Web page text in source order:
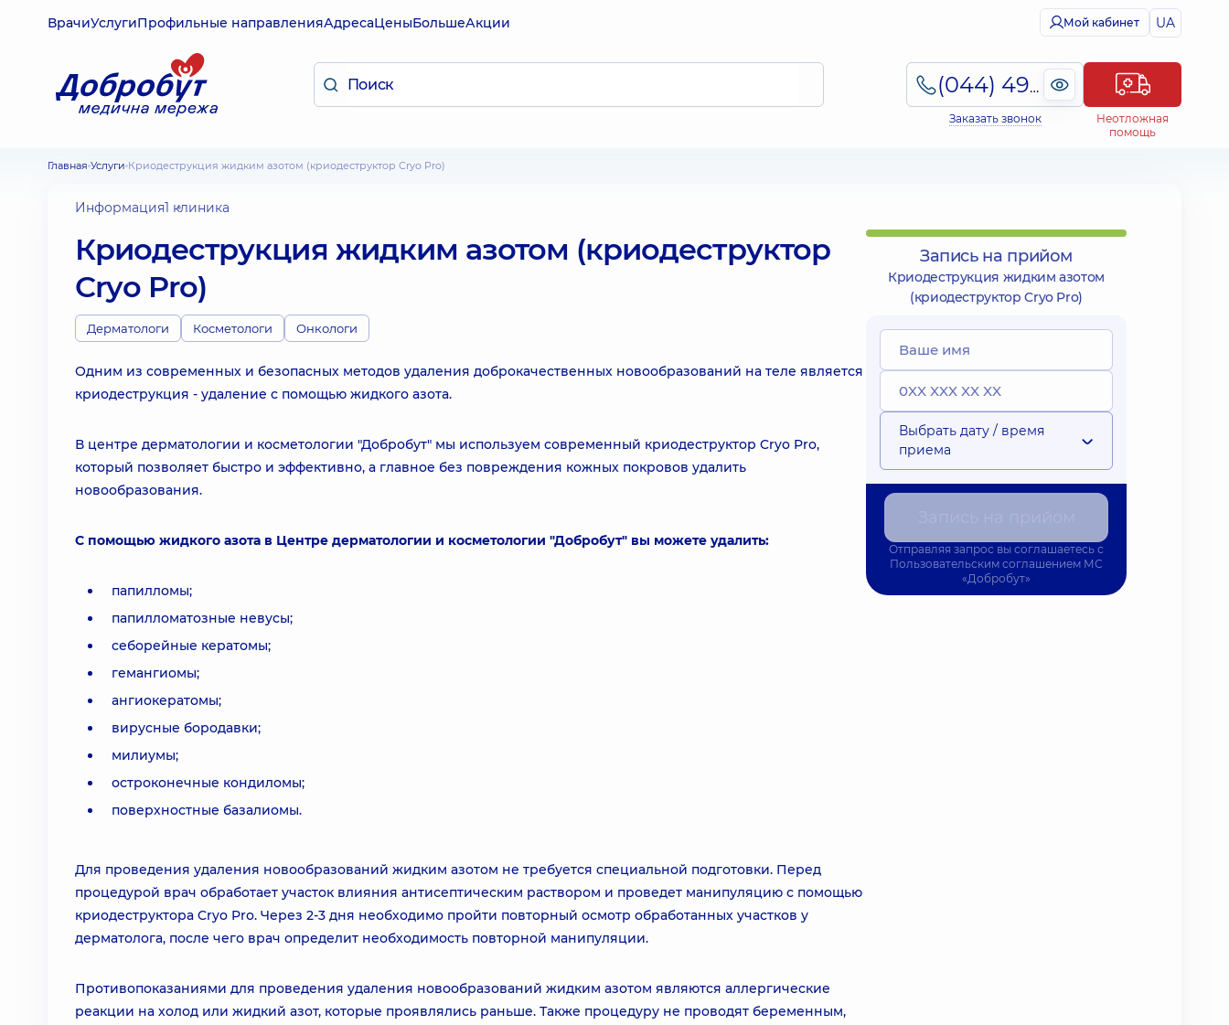
ВрачиУслугиПрофильные направленияАдресаЦеныБольшеАкции Мой кабинет UA
(044) 495-2-888
Заказать звонок
Неотложная
помощь
Главная Услуги Криодеструкция жидким азотом (криодеструктор Cryo Pro)
Информация1 клиника
Криодеструкция жидким азотом (криодеструктор
Cryo Pro)
Дерматологи Косметологи Онкологи
Одним из современных и безопасных методов удаления доброкачественных новообразований на теле является
криодеструкция - удаление с помощью жидкого азота.
В центре дерматологии и косметологии "Добробут" мы используем современный криодеструктор Cryo Pro,
который позволяет быстро и эффективно, а главное без повреждения кожных покровов удалить
новообразования.
С помощью жидкого азота в Центре дерматологии и косметологии "Добробут" вы можете удалить:
папилломы;
папилломатозные невусы;
себорейные кератомы;
гемангиомы;
ангиокератомы;
вирусные бородавки;
милиумы;
остроконечные кондиломы;
поверхностные базалиомы.
Для проведения удаления новообразований жидким азотом не требуется специальной подготовки. Перед
процедурой врач обработает участок влияния антисептическим раствором и проведет манипуляцию с помощью
криодеструктора Cryo Pro. Через 2-3 дня необходимо пройти повторный осмотр обработанных участков у
дерматолога, после чего врач определит необходимость повторной манипуляции.
Противопоказаниями для проведения удаления новообразований жидким азотом являются аллергические
реакции на холод или жидкий азот, которые проявлялись раньше. Также процедуру не проводят беременным,
Запись на прийом
Криодеструкция жидким азотом
(криодеструктор Cryo Pro)
Выбрать дату / время
приема
Отправляя запрос вы соглашаетесь с
Пользовательским соглашением МС
«Добробут»